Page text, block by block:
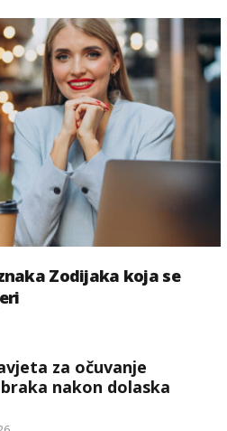
Zodijaka koja se
za očuvanje
nakon dolaska